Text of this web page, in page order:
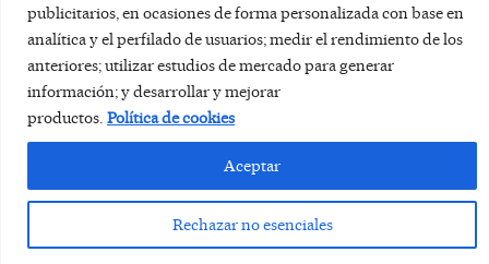
publicitarios, en ocasiones de forma personalizada con base en
analítica y el perfilado de usuarios; medir el rendimiento de los
anteriores; utilizar estudios de mercado para generar
información; y desarrollar y mejorar
productos. Política de cookies
Rechazar no esenciales
Aceptar